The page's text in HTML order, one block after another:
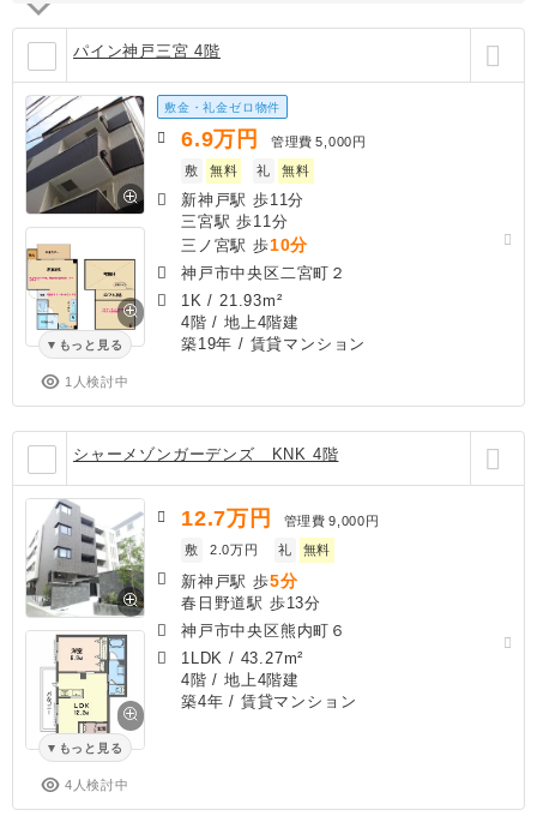
パイン神戸三宮 4階
もっと見る
1人検討中
敷金・礼金ゼロ物件
6.9万円 管理費 5,000円
敷
無料 礼 無料
新神戸駅 歩11分
三宮駅 歩11分
三ノ宮駅 歩10分
神戸市中央区二宮町２
1K / 21.93m²
4階 / 地上4階建
築19年 / 賃貸マンション
シャーメゾンガーデンズ KNK 4階
もっと見る
4人検討中
12.7万円 管理費 9,000円
敷
2.0万円 礼 無料
新神戸駅 歩5分
春日野道駅 歩13分
神戸市中央区熊内町６
1LDK / 43.27m²
4階 / 地上4階建
築4年 / 賃貸マンション